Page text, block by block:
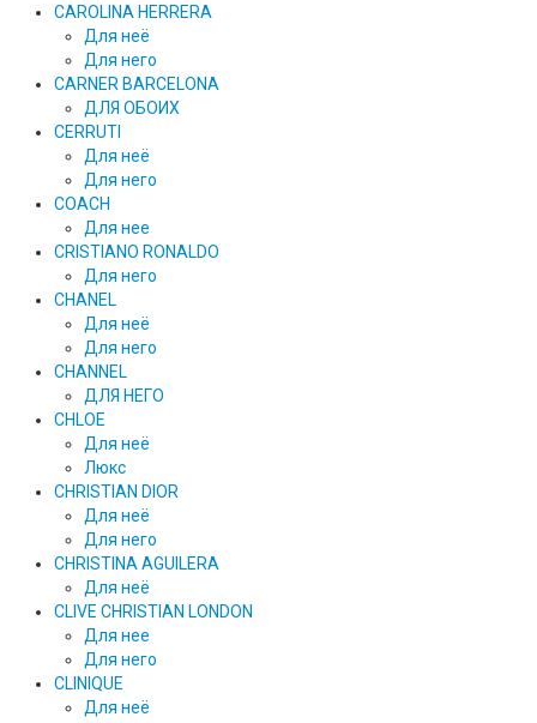
CAROLINA HERRERA
Для неё
Для него
CARNER BARCELONA
ДЛЯ ОБОИХ
CERRUTI
Для неё
Для него
COACH
Для нее
CRISTIANO RONALDO
Для него
CHANEL
Для неё
Для него
CHANNEL
ДЛЯ НЕГО
CHLOE
Для неё
Люкс
CHRISTIAN DIOR
Для неё
Для него
CHRISTINA AGUILERA
Для неё
CLIVE CHRISTIAN LONDON
Для нее
Для него
CLINIQUE
Для неё